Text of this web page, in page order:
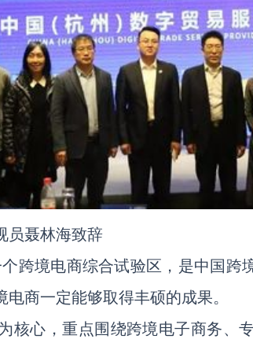
员聂林海致辞
跨境电商综合试验区，是中国跨
商一定能够取得丰硕的成果。
核心，重点围绕跨境电子商务、